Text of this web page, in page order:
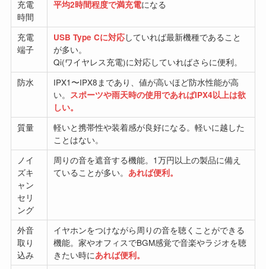
充電
時間
平均2時間程度で満充電になる
充電
端子
USB Type Cに対応していれば最新機種であること
が多い。
Qi(ワイヤレス充電)に対応していればさらに便利。
防水
IPX1〜IPX8まであり、値が高いほど防水性能が高
い。 スポーツや雨天時の使用であればIPX4以上は欲
しい。
質量
軽いと携帯性や装着感が良好になる。軽いに越した
ことはない。
ノイ
ズキ
ャン
セリ
ング
周りの音を遮音する機能。1万円以上の製品に備え
ていることが多い。あれば便利。
外音
取り
込み
イヤホンをつけながら周りの音を聴くことができる
機能。家やオフィスでBGM感覚で音楽やラジオを聴
きたい時にあれば便利。